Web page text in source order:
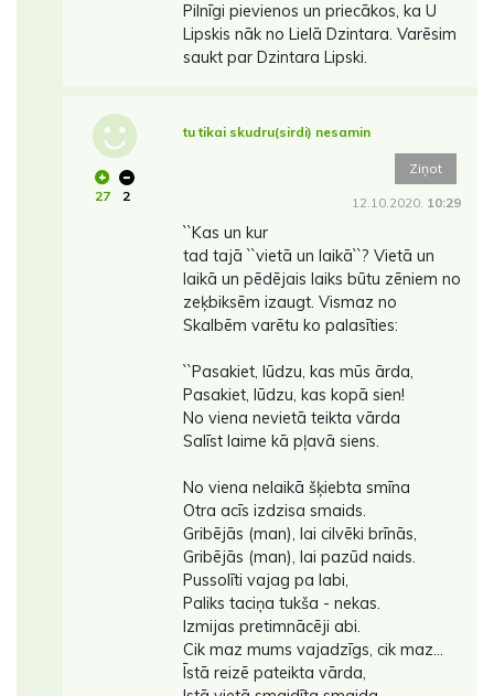
Pilnīgi pievienos un priecākos, ka U
Lipskis nāk no Lielā Dzintara. Varēsim
saukt par Dzintara Lipski.
27 2
tu tikai skudru(sirdi) nesamin
Ziņot
12.10.2020. 10:29
``Kas un kur
tad tajā ``vietā un laikā``? Vietā un
laikā un pēdējais laiks būtu zēniem no
zeķbiksēm izaugt. Vismaz no
Skalbēm varētu ko palasīties:
``Pasakiet, lūdzu, kas mūs ārda,
Pasakiet, lūdzu, kas kopā sien!
No viena nevietā teikta vārda
Salīst laime kā pļavā siens.
No viena nelaikā šķiebta smīna
Otra acīs izdzisa smaids.
Gribējās (man), lai cilvēki brīnās,
Gribējās (man), lai pazūd naids.
Pussolīti vajag pa labi,
Paliks taciņa tukša - nekas.
Izmijas pretimnācēji abi.
Cik maz mums vajadzīgs, cik maz...
Īstā reizē pateikta vārda,